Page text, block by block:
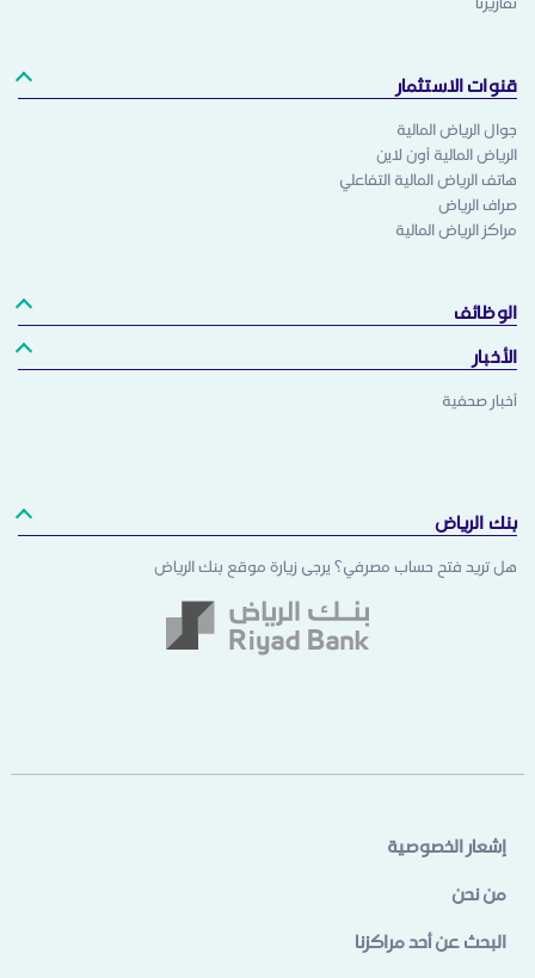
قنوات الاستثمار
جوال الرياض المالية
الرياض المالية أون لاين
هاتف الرياض المالية التفاعلي
صراف الرياض
مراكز الرياض المالية
الوظائف
الأخبار
أخبار صحفية
بنك الرياض
هل تريد فتح حساب مصرفي؟ يرجى زيارة موقع بنك الرياض
إشعار الخصوصية
من نحن
البحث عن أحد مراكزنا